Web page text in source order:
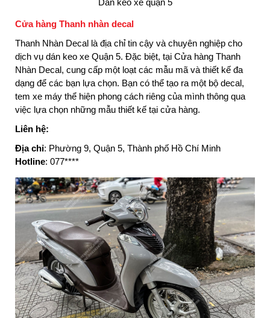
Dán keo xe quận 5
Cửa hàng Thanh nhàn decal
Thanh Nhàn Decal là địa chỉ tin cậy và chuyên nghiệp cho
dịch vụ dán keo xe Quận 5. Đặc biệt, tại Cửa hàng Thanh
Nhàn Decal, cung cấp một loạt các mẫu mã và thiết kế đa
dạng để các bạn lựa chọn. Bạn có thể tạo ra một bộ decal,
tem xe máy thể hiện phong cách riêng của mình thông qua
việc lựa chọn những mẫu thiết kế tại cửa hàng.
Liên hệ:
Địa chỉ: Phường 9, Quận 5, Thành phố Hồ Chí Minh
Hotline: 077****